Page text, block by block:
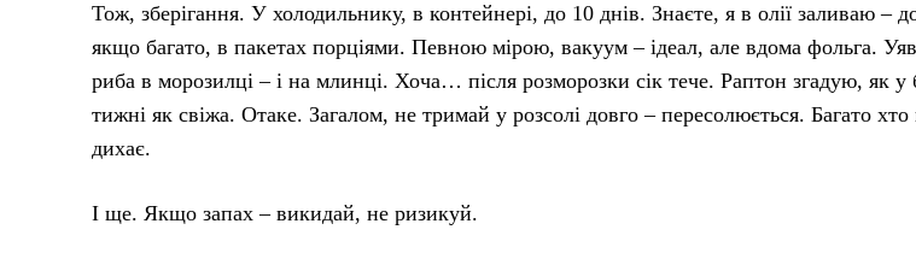
Тож, зберігання. У холодильнику, в контейнері, до 10 днів. Знаєте, я в олії заливаю –
якщо багато, в пакетах порціями. Певною мірою, вакуум – ідеал, але вдома фольга.
риба в морозилці – і на млинці. Хоча… після розморозки сік тече. Раптон згадую, як у
тижні як свіжа. Отаке. Загалом, не тримай у розсолі довго – пересолюється. Багато хто
дихає.
І ще. Якщо запах – викидай, не ризикуй.